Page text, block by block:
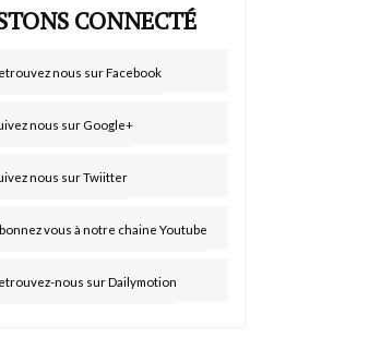
CONNECTÉ
nous sur Facebook
nous sur Google+
nous sur Twiitter
vous à notre chaine Youtube
nous sur Dailymotion